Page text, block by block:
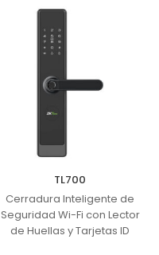
TL700
Cerradura Inteligente de
Seguridad Wi-Fi con Lector
de Huellas y Tarjetas ID